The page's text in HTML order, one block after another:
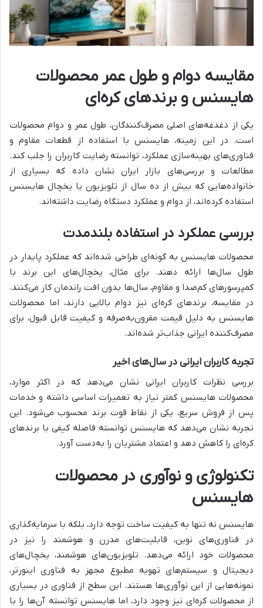
مقایسه دوام و طول عمر محصولات
هایسنس و برندهای کره‌ای
یکی از دغدغه‌های اصلی مصرف‌کنندگان، طول عمر و دوام محصولات
است. در این زمینه، هایسنس با استفاده از قطعات مقاوم و
فناوری‌های بهینه‌سازی عملکرد، توانسته رضایت کاربران را جلب کند.
مطالعات و بررسی‌های بازار ایران نشان داده که بسیاری از
خانواده‌هایی که بیش از ده سال از تلویزیون یا یخچال هایسنس
استفاده کرده‌اند، از دوام و عملکرد دستگاه رضایت داشته‌اند.
بررسی عملکرد در استفاده بلندمدت
محصولات هایسنس به گونه‌ای طراحی شده‌اند که عملکرد پایدار در
طول سال‌ها ارائه دهند. برای مثال، یخچال‌های این برند با
کمپرسورهای کم‌صدا و مقاوم، سال‌ها بدون افت راندمان کار می‌کنند.
در مقایسه، برندهای کره‌ای نیز دوام بالایی دارند، اما محصولات
هایسنس به دلیل قیمت مقرون‌به‌صرفه و کیفیت قابل قبول، برای
مصرف‌کننده ایرانی جذاب‌تر شده‌اند.
تجربه کاربران ایرانی در سال‌های اخیر
بررسی نظرات کاربران ایرانی نشان می‌دهد که در اکثر موارد،
محصولات هایسنس کمتر نیاز به تعمیرات اساسی داشته و خدمات
پس از فروش سریع، یکی از نقاط قوت برند محسوب می‌شود. این
تجربه نشان می‌دهد که هایسنس توانسته فاصله کیفی با برندهای
کره‌ای را کاهش دهد و اعتماد مشتریان را به‌دست آورد.
تکنولوژی و نوآوری در محصولات
هایسنس
هایسنس نه تنها به کیفیت ساخت توجه دارد، بلکه با سرمایه‌گذاری
در فناوری‌های نوین، قابلیت‌های مدرن و هوشمند را نیز در
محصولات خود ارائه می‌دهد. تلویزیون‌های هوشمند، یخچال‌های
دیجیتال و سیستم‌های تهویه مطبوع مجهز به فناوری اینورتر،
نمونه‌هایی از این نوآوری‌ها هستند. این سطح از فناوری در بسیاری
از محصولات کره‌ای نیز وجود دارد، اما هایسنس توانسته آن‌ها را با